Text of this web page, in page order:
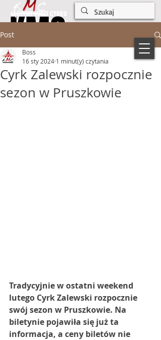
KMC
KMC
ŁĄCZYMY LUDZI CYRKU
Post
Cyrk Zalewski rozpocznie
sezon w Pruszkowie
Boss
16 sty 2024 1 minut(y) czytania
Tradycyjnie w ostatni weekend
lutego Cyrk Zalewski rozpocznie
swój sezon w Pruszkowie. Na
biletynie pojawiła się już ta
informacja, a ceny biletów nie